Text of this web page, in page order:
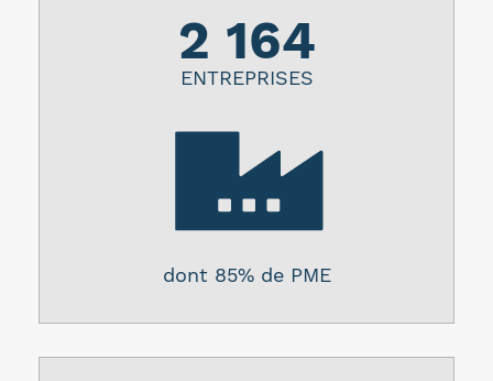
2 164
ENTREPRISES
dont 85% de PME